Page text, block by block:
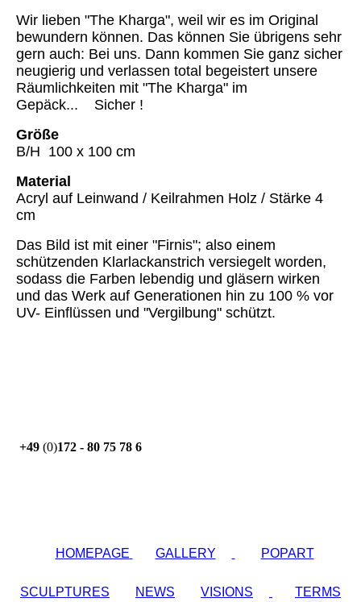
Wir lieben "The Kharga", weil wir es im Original
bewundern können. Das können Sie übrigens sehr
gern auch: Bei uns. Dann kommen Sie ganz sicher
neugierig und verlassen total begeistert unsere
Räumlichkeiten mit "The Kharga" im
Gepäck... Sicher !
Größe
B/H 100 x 100 cm
Material
Acryl auf Leinwand / Keilrahmen Holz / Stärke 4
cm
Das Bild ist mit einer "Firnis"; also einem
schützenden Klarlackanstrich versiegelt worden,
sodass die Farben lebendig und gläsern wirken
und das Werk auf Generationen hin zu 100 % vor
UV- Einflüssen und "Vergilbung" schützt.
+49 (0)172 - 80 75 78 6
HOMEPAGE GALLERY POPART
SCULPTURES NEWS VISIONS TERMS